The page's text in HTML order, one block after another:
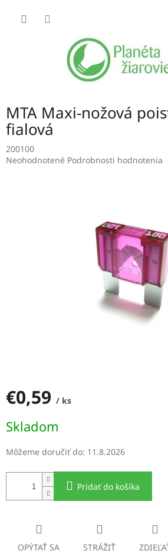
MTA Maxi-nožová
fialová
200100
Priemerné
Neohodnotené Podrobnosti hodnotenia
€0,59 / ks
cena:
Skladom
Môžeme doručiť do: 11.8.2026
Pridať do košíka
OPÝTAŤ SA STRÁŽIŤ